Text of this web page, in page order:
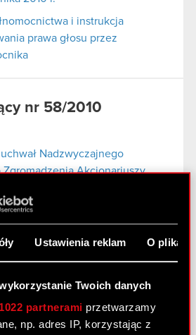
Ustawienia reklam O
Twoich danych
partnerami przetwarzamy
np. adres IP, korzystając z
i instrukcja
prawa głosu przez
nr 58/2010
Nadzwyczajnego
Zgromadzenia Akcjonariuszy
nr 57/2010
o zwołaniu Nadzwyczajnego